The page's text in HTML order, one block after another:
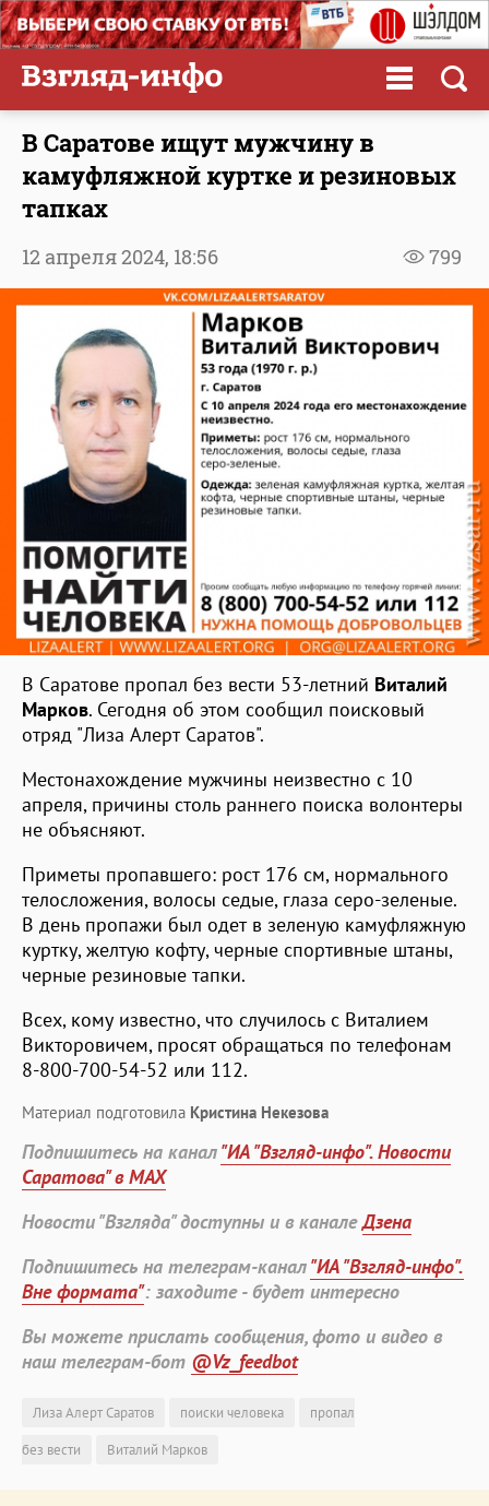
В Саратове ищут мужчину в
камуфляжной куртке и резиновых
тапках
799
12 апреля 2024, 18:56
В Саратове пропал без вести 53-летний Виталий
Марков. Сегодня об этом сообщил поисковый
отряд "Лиза Алерт Саратов".
Местонахождение мужчины неизвестно с 10
апреля, причины столь раннего поиска волонтеры
не объясняют.
Приметы пропавшего: рост 176 см, нормального
телосложения, волосы седые, глаза серо-зеленые.
В день пропажи был одет в зеленую камуфляжную
куртку, желтую кофту, черные спортивные штаны,
черные резиновые тапки.
Всех, кому известно, что случилось с Виталием
Викторовичем, просят обращаться по телефонам
8-800-700-54-52 или 112.
Материал подготовила Кристина Некезова
Подпишитесь на канал"ИА "Взгляд-инфо". Новости
Саратова" в MAX
Новости "Взгляда" доступны и в каналеДзена
Подпишитесь на телеграм-канал"ИА "Взгляд-инфо".
Вне формата": заходите - будет интересно
Вы можете прислать сообщения, фото и видео в
наш телеграм-бот @Vz_feedbot
Лиза Алерт Саратов поиски человека
пропал
без вести
Виталий Марков